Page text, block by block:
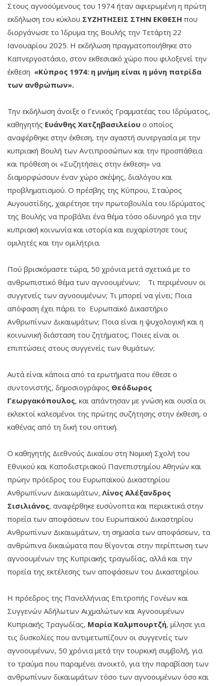
Στους αγνοούμενους του 1974 ήταν αφιερωμένη η πρώτη
εκδήλωση του κύκλου ΣΥΖΗΤΗΣΕΙΣ ΣΤΗΝ ΕΚΘΕΣΗ που
διοργάνωσε το Ίδρυμα της Βουλής την Τετάρτη 22
Ιανουαρίου 2025. Η εκδήλωση πραγματοποιήθηκε στο
Καπνεργοστάσιο, στον εκθεσιακό χώρο που φιλοξενεί την
έκθεση «Κύπρος 1974: η μνήμη είναι η μόνη πατρίδα
των ανθρώπων».
Την εκδήλωση άνοιξε ο Γενικός Γραμματέας του Ιδρύματος,
καθηγητής Ευάνθης Χατζηβασιλείου ο οποίος
αναφέρθηκε στην έκθεση, την αγαστή συνεργασία με την
κυπριακή Βουλή των Αντιπροσώπων και την προσπάθεια
και πρόθεση οι «Συζητήσεις στην έκθεση» να
διαμορφώσουν έναν χώρο σκέψης, διαλόγου και
προβληματισμού. Ο πρέσβης της Κύπρου, Σταύρος
Αυγουστίδης, χαιρέτησε την πρωτοβουλία του Ιδρύματος
της Βουλής να προβάλει ένα θέμα τόσο οδυνηρό για την
κυπριακή κοινωνία και ιστορία και ευχαρίστησε τους
ομιλητές και την ομιλήτρια.
Πού βρισκόμαστε τώρα, 50 χρόνια μετά σχετικά με το
ανθρωπιστικό θέμα των αγνοουμένων; Τι περιμένουν οι
συγγενείς των αγνοουμένων; Τι μπορεί να γίνει; Ποια
απόφαση έχει πάρει το Ευρωπαϊκό Δικαστήριο
Ανθρωπίνων Δικαιωμάτων; Ποια είναι η ψυχολογική και η
κοινωνική διάσταση του ζητήματος; Ποιες είναι οι
επιπτώσεις στους συγγενείς των θυμάτων;
Αυτά είναι κάποια από τα ερωτήματα που έθεσε ο
συντονιστής, δημοσιογράφος Θεόδωρος
Γεωργακόπουλος, και απάντησαν με γνώση και ουσία οι
εκλεκτοί καλεσμένοι της πρώτης συζήτησης στην έκθεση, ο
καθένας από τη δική του οπτική.
Ο καθηγητής Διεθνούς Δικαίου στη Νομική Σχολή του
Εθνικού και Καποδιστριακού Πανεπιστημίου Αθηνών και
πρώην πρόεδρος του Ευρωπαϊκού Δικαστηρίου
Ανθρωπίνων Δικαιωμάτων, Λίνος Αλέξανδρος
Σισιλιάνος, αναφέρθηκε ευσύνοπτα και περιεκτικά στην
πορεία των αποφάσεων του Ευρωπαϊκού Δικαστηρίου
Ανθρωπίνων Δικαιωμάτων, τη σημασία των αποφάσεων, τα
ανθρώπινα δικαιώματα που θίγονται στην περίπτωση των
αγνοουμένων της Κυπριακής τραγωδίας, αλλά και την
πορεία της εκτέλεσης των αποφάσεων του Δικαστηρίου.
Η πρόεδρος της Πανελλήνιας Επιτροπής Γονέων και
Συγγενών Αδήλωτων Αιχμαλώτων και Αγνοουμένων
Κυπριακής Τραγωδίας, Μαρία Καλμπουρτζή, μίλησε για
τις δυσκολίες που αντιμετωπίζουν οι συγγενείς των
αγνοουμένων, 50 χρόνια μετά την τουρκική συμβολή, για
το τραύμα που παραμένει ανοικτό, για την παραβίαση των
ανθρωπίνων δικαιωμάτων τόσο των αγνοουμένων όσο και